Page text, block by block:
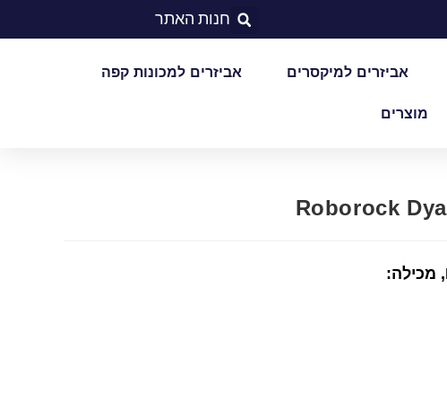
חנות האתר
אביזרים למיקסרים אביזרים למכונות קפה
מוצרים